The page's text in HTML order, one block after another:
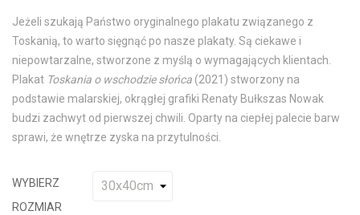
Jeżeli szukają Państwo oryginalnego plakatu związanego z
Toskanią, to warto sięgnąć po nasze plakaty. Są ciekawe i
niepowtarzalne, stworzone z myślą o wymagających klientach.
Plakat Toskania o wschodzie słońca (2021) stworzony na
podstawie malarskiej, okrągłej grafiki Renaty Bułkszas Nowak
budzi zachwyt od pierwszej chwili. Oparty na ciepłej palecie barw
sprawi, że wnętrze zyska na przytulności.
WYBIERZ
ROZMIAR